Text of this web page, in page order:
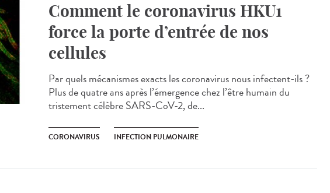
Comment le coronavirus HKU1
force la porte d’entrée de nos
cellules
Par quels mécanismes exacts les coronavirus nous infectent-ils ?
Plus de quatre ans après l’émergence chez l’être humain du
tristement célèbre SARS-CoV-2, de...
CORONAVIRUS INFECTION PULMONAIRE